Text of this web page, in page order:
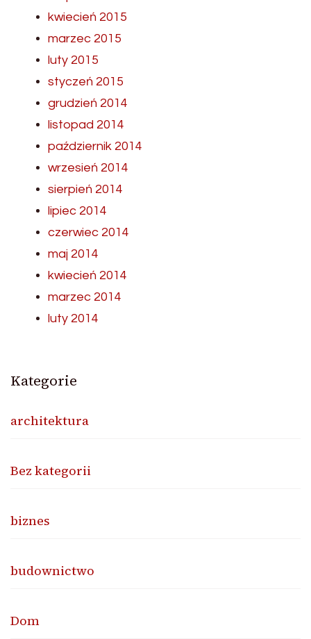
kwiecień 2015
marzec 2015
luty 2015
styczeń 2015
grudzień 2014
listopad 2014
październik 2014
wrzesień 2014
sierpień 2014
lipiec 2014
czerwiec 2014
maj 2014
kwiecień 2014
marzec 2014
luty 2014
Kategorie
architektura
Bez kategorii
biznes
budownictwo
Dom